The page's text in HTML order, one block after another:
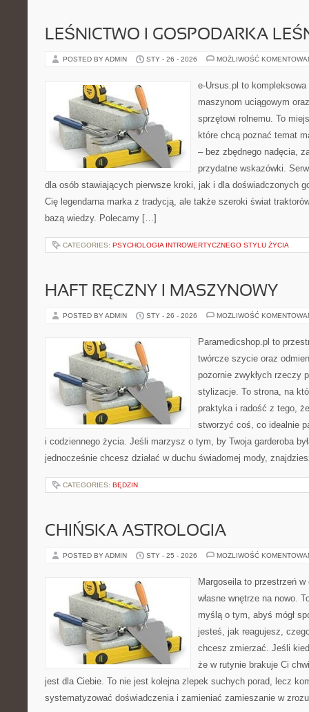
LEŚNICTWO I GOSPODARKA
POSTED BY ADMIN STY - 26 - 2026 MOŻLIWOŚĆ
e-Ursus.pl to
maszynom uciągowym
sprzętowi rolnemu. To
które chcą poznać temat
– bez zbędnego nadęcia,
przydatne wskazówki.
dla osób stawiających pierwsze kroki, jak i dla doświadczonych
Cię legendarna marka z tradycją, ale także szeroki świat
bazą wiedzy. Polecamy […]
CATEGORIES: PSYCHOLOGIA INTROWERTYCZNEGO STYLU ŻYCIA
HAFT RĘCZNY I MASZYNOWY
POSTED BY ADMIN STY - 26 - 2026 MOŻLIWOŚĆ
Paramedicshop.pl to
twórcze szycie oraz
pozornie zwykłych rzeczy
stylizacje. To strona, na
praktyka i radość z tego,
stworzyć coś, co idealnie
i codziennego życia. Jeśli marzysz o tym, by Twoja garderoba
jednocześnie chcesz działać w duchu świadomej mody,
CATEGORIES: BĘDZIN
CHIŃSKA ASTROLOGIA
POSTED BY ADMIN STY - 25 - 2026 MOŻLIWOŚĆ
Margoseila to przestrzeń
własne wnętrze na nowo.
myślą o tym, abyś mógł
jesteś, jak reagujesz,
chcesz zmierzać. Jeśli
że w rutynie brakuje Ci
jest dla Ciebie. To nie jest kolejna zlepek suchych porad, lecz
systematyzować doświadczenia i zamieniać zamieszanie w